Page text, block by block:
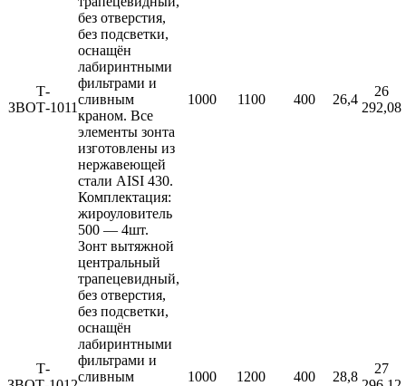
Т-
ЗВОТ-1011
без отверстия,
без подсветки,
оснащён
лабиринтными
фильтрами и
сливным
краном. Все
элементы зонта
изготовлены из
нержавеющей
стали AISI 430.
Комплектация:
жироуловитель
500 — 4шт.
1000 1100 400 26,4
26
292,08
Т-
Зонт вытяжной
центральный
трапецевидный,
без отверстия,
без подсветки,
оснащён
лабиринтными
фильтрами и
сливным
1000 1200 400 28,8
27